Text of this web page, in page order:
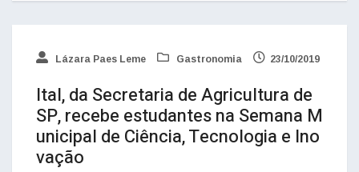
Lázara Paes Leme Gastronomia 23/10/2019
Ital, da Secretaria de Agricultura de
SP, recebe estudantes na Semana M
unicipal de Ciência, Tecnologia e Ino
vação